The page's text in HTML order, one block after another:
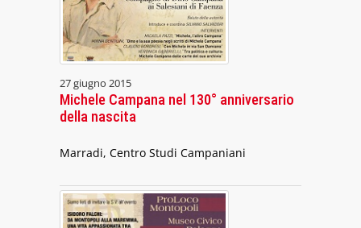
27 giugno 2015
Michele Campana nel 130° anniversario
della nascita
Marradi, Centro Studi Campaniani